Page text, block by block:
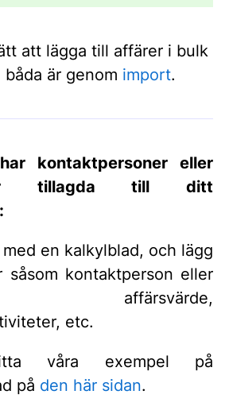
att lägga till affärer i bulk
är genom import.
kontaktpersoner eller
tillagda till ditt
en kalkylblad, och lägg
såsom kontaktperson eller
affärsvärde,
etc.
våra exempel på
på den här sidan.